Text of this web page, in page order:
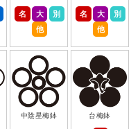
名 大
別
他
名 大
別
他
中陰星梅鉢 台梅鉢